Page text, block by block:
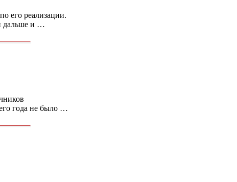
его реализации.
дальше и …
года не было …